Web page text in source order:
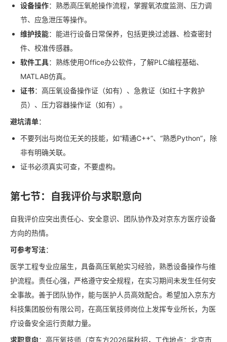
设备操作：熟悉高压氧舱操作流程，掌握氧浓度监测、压力调
节、应急泄压等操作。
维护技能：能进行设备日常保养，包括更换过滤器、检查密封
件、校准传感器。
软件工具：熟练使用Office办公软件，了解PLC编程基础、
MATLAB仿真。
证书：高压氧设备操作证（如有）、急救证（如红十字救护
员）、压力容器操作证（如有）。
避坑清单：
不要列出与岗位无关的技能，如“精通C++”、“熟悉Python”，除
非有明确关联。
证书必须真实可查，不要虚构。
第七节：自我评价与求职意向
自我评价应突出责任心、安全意识、团队协作及对京东方医疗设备
方向的热情。
可参考写法：
医学工程专业应届生，具备高压氧舱实习经验，熟悉设备操作与维
护流程。责任心强，严格遵守安全规程，在实习期间未发生任何安
全事故。善于团队协作，能与医护人员高效配合。希望加入京东方
科技集团股份有限公司，在高压氧技师岗位上发挥专业所长，为医
疗设备安全运行贡献力量。
求职意向：高压氧技师（京东方2026届秋招，工作地点：北京市